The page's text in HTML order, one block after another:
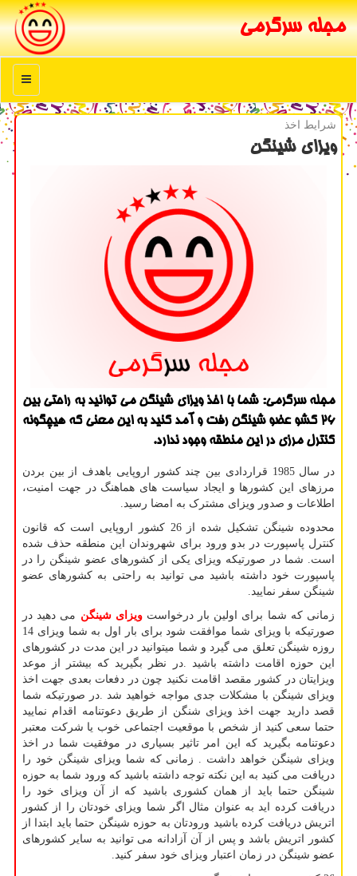
مجله سرگرمی
منو
شرایط اخذ
ویزای شینگن
مجله سرگرمی: شما با اخذ ویزای شینگن می توانید به راحتی بین
26 كشو عضو شینگن رفت و آمد كنید به این معنی كه هیچگونه
كنترل مرزی در این منطقه وجود ندارد.
در سال 1985 قراردادی بین چند کشور اروپایی باهدف از بین بردن
مرزهای این کشورها و ایجاد سیاست های هماهنگ در جهت امنیت،
اطلاعات و صدور ویزای مشترک به امضا رسید.
محدوده شینگن تشکیل شده از 26 کشور اروپایی است که قانون
کنترل پاسپورت در بدو ورود برای شهروندان این منطقه حذف شده
است. شما در صورتیکه ویزای یکی از کشورهای عضو شینگن را در
پاسپورت خود داشته باشید می توانید به راحتی به کشورهای عضو
شینگن سفر نمایید.
زمانی که شما برای اولین بار درخواستویزای شینگن می دهید در
صورتیکه با ویزای شما موافقت شود برای بار اول به شما ویزای 14
روزه شینگن تعلق می گیرد و شما میتوانید در این مدت در کشورهای
این حوزه اقامت داشته باشید .در نظر بگیرید که بیشتر از موعد
ویزایتان در کشور مقصد اقامت نکنید چون در دفعات بعدی جهت اخذ
ویزای شینگن با مشکلات جدی مواجه خواهید شد .در صورتیکه شما
قصد دارید جهت اخذ ویزای شنگن از طریق دعوتنامه اقدام نمایید
حتما سعی کنید از شخص با موقعیت اجتماعی خوب یا شرکت معتبر
دعوتنامه بگیرید که این امر تاثیر بسیاری در موفقیت شما در اخذ
ویزای شینگن خواهد داشت . زمانی که شما ویزای شینگن خود را
دریافت می کنید به این نکته توجه داشته باشید که ورود شما به حوزه
شینگن حتما باید از همان کشوری باشید که از آن ویزای خود را
دریافت کرده اید به عنوان مثال اگر شما ویزای خودتان را از کشور
اتریش دریافت کرده باشید ورودتان به حوزه شینگن حتما باید ابتدا از
کشور اتریش باشد و پس از آن آزادانه می توانید به سایر کشورهای
عضو شینگن در زمان اعتبار ویزای خود سفر کنید.